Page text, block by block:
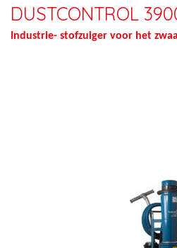
DUSTCONTROL
Industrie- stofzuiger voor het